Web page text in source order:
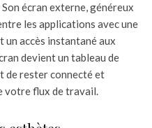
écran externe, généreux
les applications avec une
accès instantané aux
devient un tableau de
de rester connecté et
votre flux de travail.